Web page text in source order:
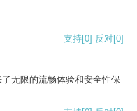
支持[0] 反对[0]
无限的流畅体验和安全性保